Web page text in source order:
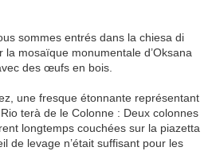
sommes entrés dans la chiesa di
mosaïque monumentale d’Oksana
des œufs en bois.
une fresque étonnante représentant
terà de le Colonne : Deux colonnes
longtemps couchées sur la piazetta
de levage n’était suffisant pour les